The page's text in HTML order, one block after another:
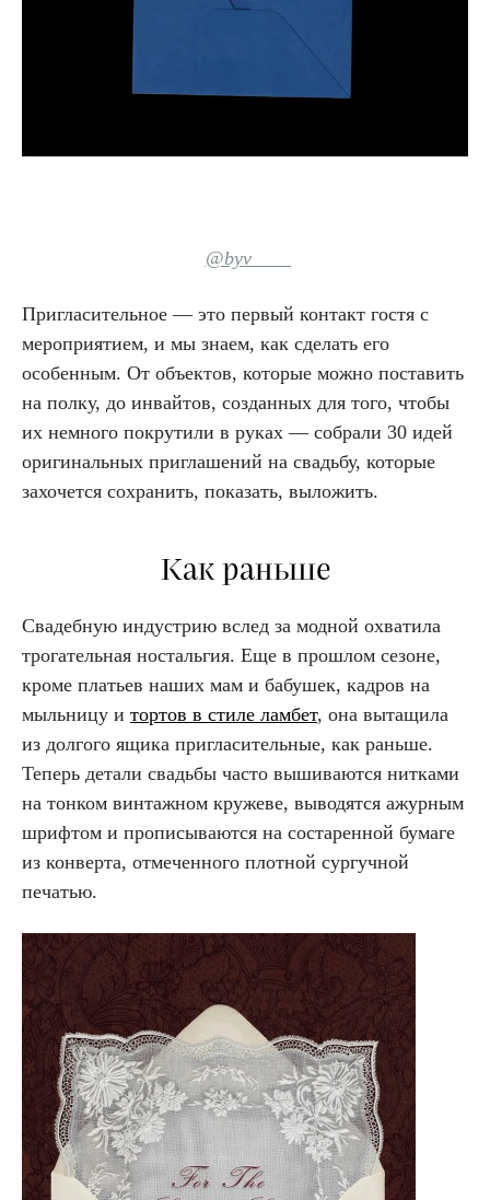
@byv____
Пригласительное — это первый контакт гостя с
мероприятием, и мы знаем, как сделать его
особенным. От объектов, которые можно поставить
на полку, до инвайтов, созданных для того, чтобы
их немного покрутили в руках — собрали 30 идей
оригинальных приглашений на свадьбу, которые
захочется сохранить, показать, выложить.
Как раньше
Свадебную индустрию вслед за модной охватила
трогательная ностальгия. Еще в прошлом сезоне,
кроме платьев наших мам и бабушек, кадров на
мыльницу и тортов в стиле ламбет, она вытащила
из долгого ящика пригласительные, как раньше.
Теперь детали свадьбы часто вышиваются нитками
на тонком винтажном кружеве, выводятся ажурным
шрифтом и прописываются на состаренной бумаге
из конверта, отмеченного плотной сургучной
печатью.